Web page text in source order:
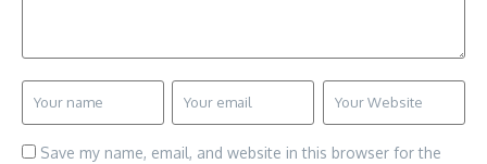
Save my name, email, and website in this browser for the